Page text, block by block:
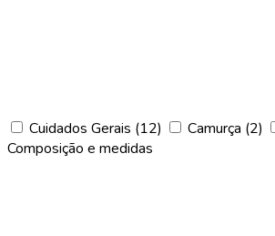
Cuidados Gerais (12) Camurça (2)
Composição e medidas